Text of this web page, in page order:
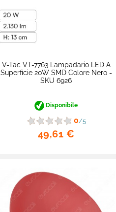
V-Tac VT-7763 Lampadario LED A
Superficie 20W SMD Colore Nero -
SKU 6926
Disponibile
0/5
49,61 €